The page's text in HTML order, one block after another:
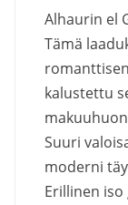
Alhaurin el
Tämä
kalustettu
Suuri
moderni
Erillinen